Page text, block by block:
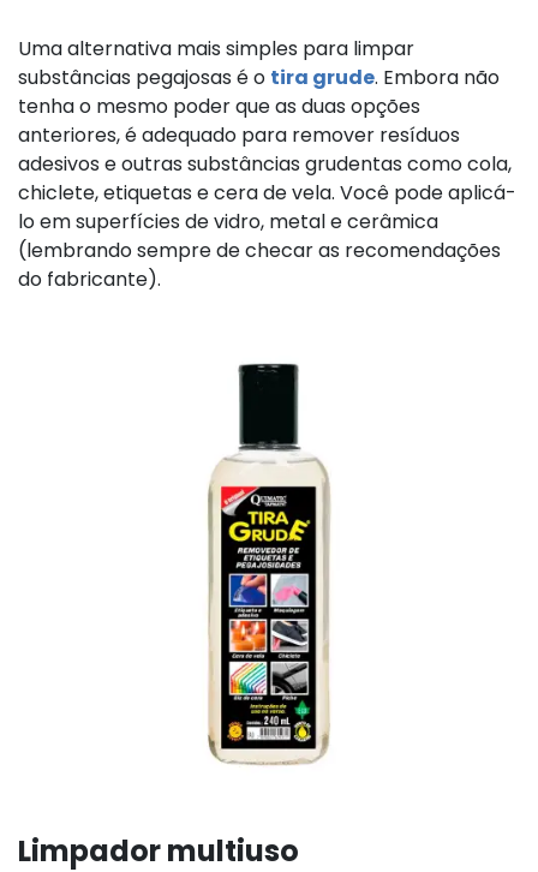
Uma alternativa mais simples para limpar
substâncias pegajosas é o tira grude. Embora não
tenha o mesmo poder que as duas opções
anteriores, é adequado para remover resíduos
adesivos e outras substâncias grudentas como cola,
chiclete, etiquetas e cera de vela. Você pode aplicá-
lo em superfícies de vidro, metal e cerâmica
(lembrando sempre de checar as recomendações
do fabricante).
Limpador multiuso